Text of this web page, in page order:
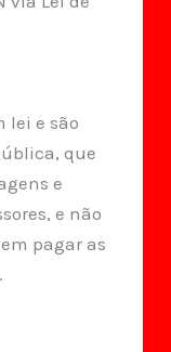
lei e são
que
e
e não
pagar as